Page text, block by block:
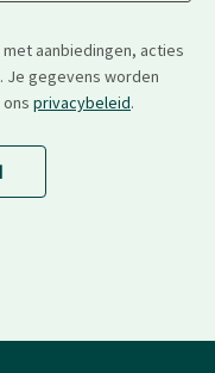
aanbiedingen, acties
Je gegevens worden
privacybeleid.